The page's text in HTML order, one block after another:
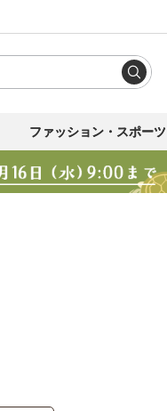
ファッション・スポーツ